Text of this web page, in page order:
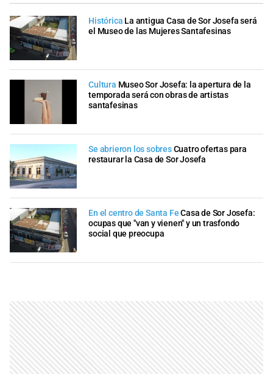
Histórica La antigua Casa de Sor Josefa será
el Museo de las Mujeres Santafesinas
Cultura Museo Sor Josefa: la apertura de la
temporada será con obras de artistas
santafesinas
Se abrieron los sobresCuatro ofertas para
restaurar la Casa de Sor Josefa
En el centro de Santa FeCasa de Sor Josefa:
ocupas que "van y vienen" y un trasfondo
social que preocupa